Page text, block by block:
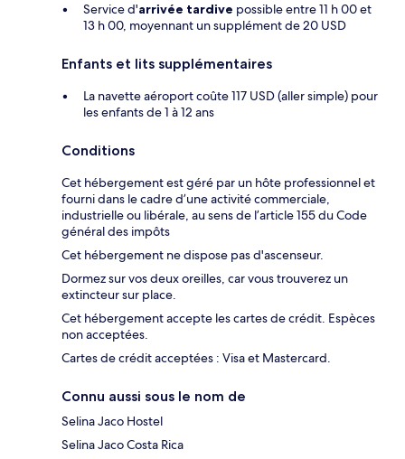
Service d'arrivée tardive possible entre 11 h 00 et
13 h 00, moyennant un supplément de 20 USD
Enfants et lits supplémentaires
La navette aéroport coûte 117 USD (aller simple) pour
les enfants de 1 à 12 ans
Conditions
Cet hébergement est géré par un hôte professionnel et
fourni dans le cadre d’une activité commerciale,
industrielle ou libérale, au sens de l’article 155 du Code
général des impôts
Cet hébergement ne dispose pas d'ascenseur.
Dormez sur vos deux oreilles, car vous trouverez un
extincteur sur place.
Cet hébergement accepte les cartes de crédit. Espèces
non acceptées.
Cartes de crédit acceptées : Visa et Mastercard.
Connu aussi sous le nom de
Selina Jaco Hostel
Selina Jaco Costa Rica